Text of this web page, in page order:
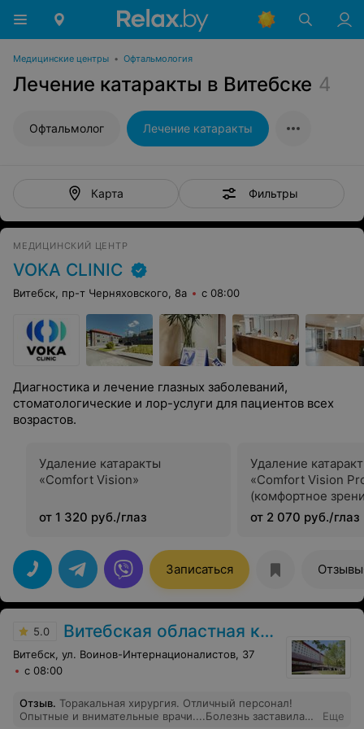
Медицинские центры • Офтальмология
Лечение катаракты в Витебске 4
Офтальмолог Лечение катаракты
Карта Фильтры
МЕДИЦИНСКИЙ ЦЕНТР
VOKA CLINIC
Витебск, пр-т Черняховского, 8а с 08:00
Диагностика и лечение глазных заболеваний,
стоматологические и лор-услуги для пациентов всех
возрастов.
Удаление катаракты
«Comfort Vision»
от 1 320 руб./глаз
Удаление
«Comfort Vision
(комфортное
защитой сетчатки)
от 2 070 руб./глаз
Записаться Отзывы
5.0 Витебская областная клиническая больница
Витебск, ул. Воинов-Интернационалистов, 37
с 08:00
Отзыв. Торакальная хирургия. Отличный персонал!
Опытные и внимательные врачи....Болезнь заставила
Еще